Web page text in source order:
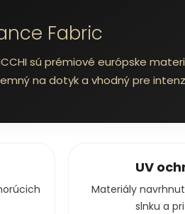
Fabric
sú prémiové európske
na dotyk a vhodný pre
UV
Materiály
slnku a